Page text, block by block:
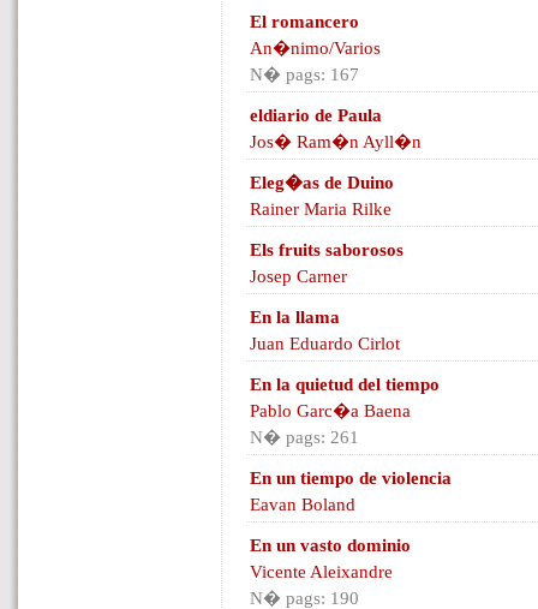
El romancero
An�nimo/Varios
N� pags: 167
eldiario de Paula
Jos� Ram�n Ayll�n
Eleg�as de Duino
Rainer Maria Rilke
Els fruits saborosos
Josep Carner
En la llama
Juan Eduardo Cirlot
En la quietud del tiempo
Pablo Garc�a Baena
N� pags: 261
En un tiempo de violencia
Eavan Boland
En un vasto dominio
Vicente Aleixandre
N� pags: 190